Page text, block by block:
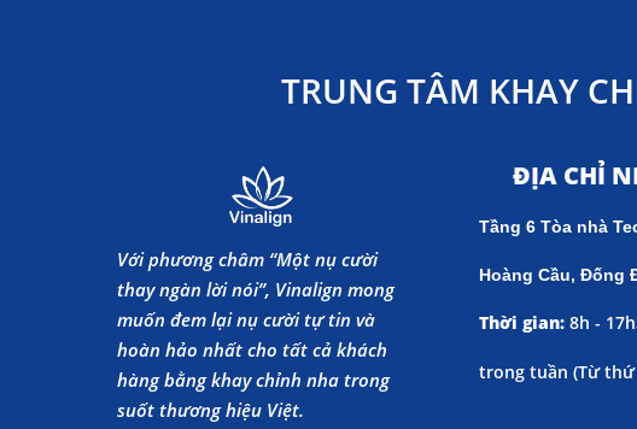
TRUNG TÂM KHAY
Với phương châm “Một nụ cười
thay ngàn lời nói”, Vinalign mong
muốn đem lại nụ cười tự tin và
hoàn hảo nhất cho tất cả khách
hàng bằng khay chỉnh nha trong
suốt thương hiệu Việt.
ĐỊA CHỈ
Tầng 6 Tòa nhà
Hoàng Cầu, Đống
Thời gian: 8h -
trong tuần (Từ thứ